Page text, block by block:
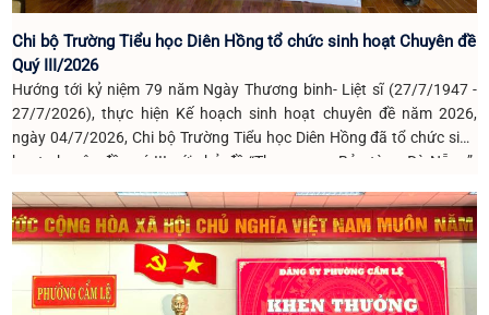
Chi bộ Trường Tiểu học Diên Hồng tổ chức sinh hoạt Chuyên đề
Quý III/2026
Hướng tới kỷ niệm 79 năm Ngày Thương binh- Liệt sĩ (27/7/1947 -
27/7/2026), thực hiện Kế hoạch sinh hoạt chuyên đề năm 2026,
ngày 04/7/2026, Chi bộ Trường Tiểu học Diên Hồng đã tổ chức sinh
hoạt chuyên đề quý III với chủ đề “Tham quan Bảo tàng Đà Nẵng”.